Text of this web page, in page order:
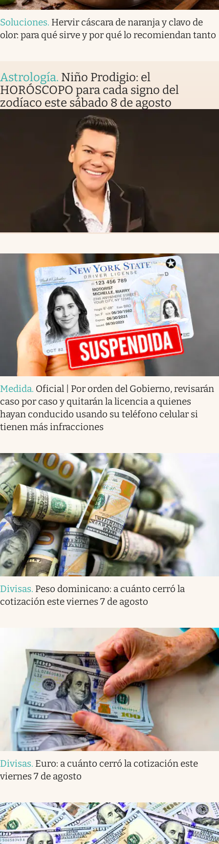
Soluciones. Hervir cáscara de naranja y clavo de
olor: para qué sirve y por qué lo recomiendan tanto
Astrología. Niño Prodigio: el
HORÓSCOPO para cada signo del
zodíaco este sábado 8 de agosto
Medida. Oficial | Por orden del Gobierno, revisarán
caso por caso y quitarán la licencia a quienes
hayan conducido usando su teléfono celular si
tienen más infracciones
Divisas. Peso dominicano: a cuánto cerró la
cotización este viernes 7 de agosto
Divisas. Euro: a cuánto cerró la cotización este
viernes 7 de agosto